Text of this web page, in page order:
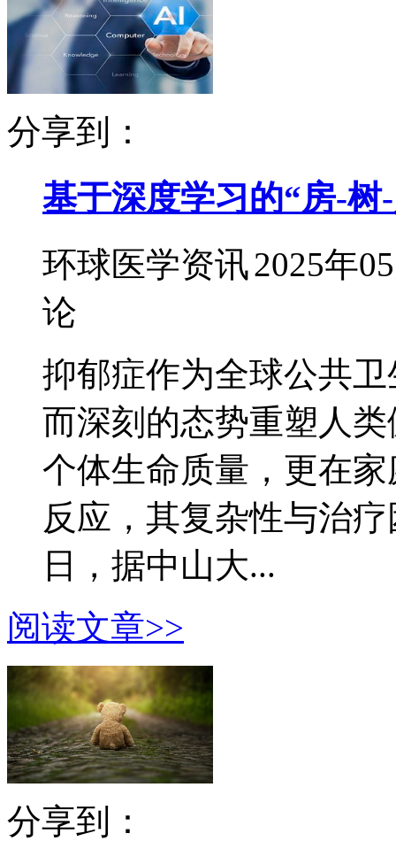
分享到：
基于深度学习的“房-
环球医学资讯2025年
论
抑郁症作为全球公共
而深刻的态势重塑人
个体生命质量，更在
反应，其复杂性与治
日，据中山大...
阅读文章>>
分享到：